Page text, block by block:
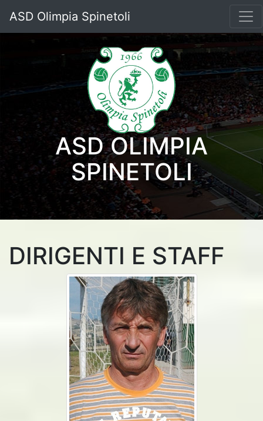
ASD Olimpia Spinetoli
ASD OLIMPIA
SPINETOLI
DIRIGENTI E STAFF